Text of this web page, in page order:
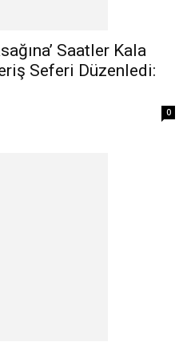
Saatler Kala
Seferi Düzenledi:
0